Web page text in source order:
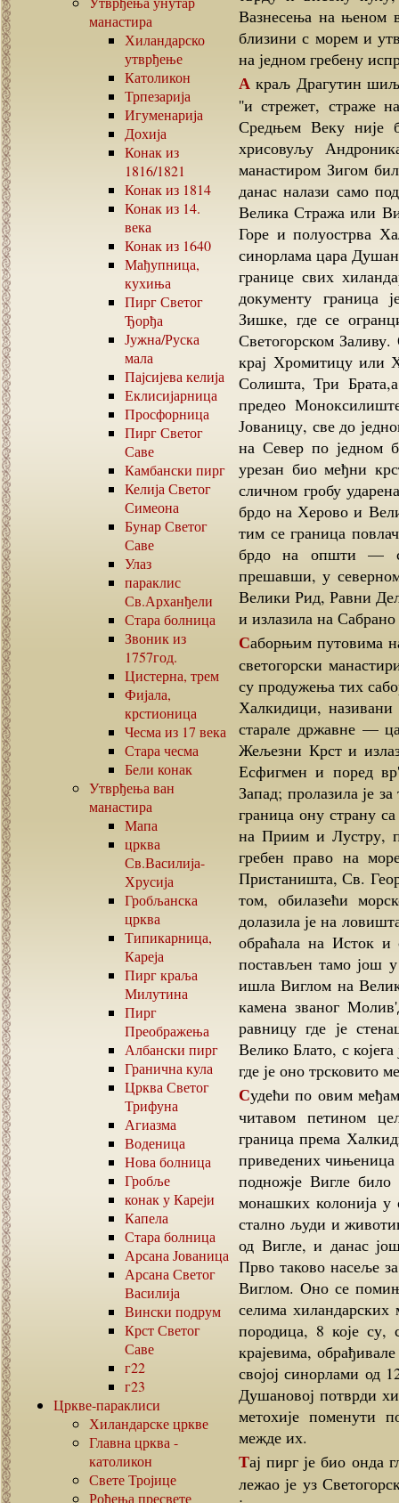
манастира
Хиландарско
утврђење
Католикон
Трпезарија
Игуменарија
Дохија
Конак из
1816/1821
Конак из 1814
Конак из 14.
века
Конак из 1640
Мађупница,
кухиња
Пирг Светог
Ђорђа
Јужна/Руска
мала
Пајсијева келија
Еклисијарница
Просфорница
Пирг Светог
Саве
Камбански пирг
Келија Светог
Симеона
Бунар Светог
Саве
Улаз
параклис
Св.Арханђели
Стара болница
Звоник из
1757год.
Цистерна, трем
Фијала,
крстионица
Чесма из 17 века
Стара чесма
Бели конак
Утврђења ван
манастира
Мапа
црква
Св.Василија-
Хрусија
Гробљанска
црква
Типикарница,
Кареја
Пирг краља
Милутина
Пирг
Преображења
Албански пирг
Гранична кула
Црква Светог
Трифуна
Агиазма
Воденица
Нова болница
Гробље
конак у Кареји
Капела
Стара болница
Арсана Јованица
Арсана Светог
Василија
Вински подрум
Крст Светог
Саве
г22
г23
Цркве-параклиси
Хиландарске цркве
Главна црква -
католикон
Свете Тројице
Рођења пресвете
Вазнесења на њеном
близини с морем и
на једном гребену
А краљ Драгутин шиљао је своје људе чак од Призрена да иду у Хиландар
''и стрежет, страже
Средњем Веку није
хрисовуљу
манастиром Зигом
данас налази само
Велика Стража или
Горе и полуострва
синорлама цара
границе свих
документу граница
Зишке, где се
Светогорском
крај Хромитицу или
Солишта, Три
предео
Јованицу, све до
на Север по једном
урезан био међни
сличном гробу
брдо на Херово и
тим се граница
брдо на општи —
прешавши, у
Велики Рид, Равни
и излазила на
Саборњим путовима називани су на Светој Гори главни путови, које су сви
светогорски
су продужења тих
Халкидици,
старале државне —
Жељезни Крст и
Есфигмен и поред
Запад; пролазила је
граница ону страну
на Приим и Лустру,
гребен право на
Пристаништа, Св.
том, обилазећи
долазила је на
обраћала на Исток и
постављен тамо још у
ишла Виглом на
камена званог
равницу где је
Велико Блато, с
где је оно трсковито
Судећи по овим међама Хиландар је у доба српске царевине владао готово
читавом петином
граница према
приведених чињеница
подножје Вигле
монашких колонија у
стално људи и
од Вигле, и данас
Прво таково насеље
Виглом. Оно се
селима
породица, 8 које
крајевима,
својој синорлами од
Душановој потврди
метохије поменути
межде их.
Тај пирг је био онда главни економски центар и обрана целе те метохије, а
лежао је уз